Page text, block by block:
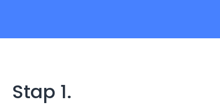
Stap 1.